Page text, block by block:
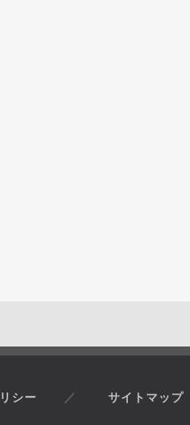
シー サイトマップ